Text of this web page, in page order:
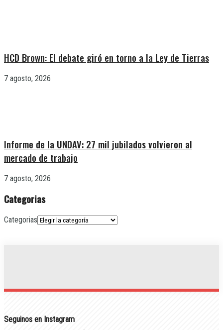
HCD Brown: El debate giró en torno a la Ley de Tierras
7 agosto, 2026
Informe de la UNDAV: 27 mil jubilados volvieron al
mercado de trabajo
7 agosto, 2026
Categorias
Categorias
Seguinos en Instagram